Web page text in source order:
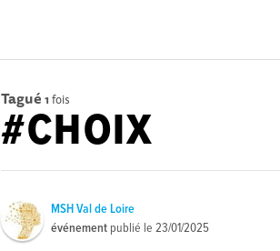
Tagué 1 fois
#CHOIX
MSH Val de Loire
événement publié le23/01/2025